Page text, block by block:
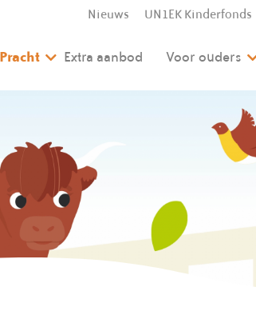
Nieuws UN1EK Kinderfonds
Extra aanbod Voor ouders